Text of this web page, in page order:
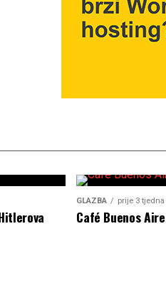
GLAZBA prije 3 tjedna
Café Buenos